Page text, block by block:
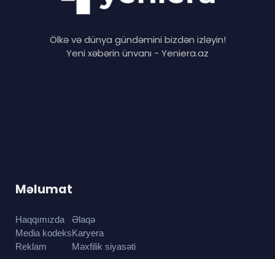
Ölkə və dünya gündəmini bizdən izləyin!
Yeni xəbərin ünvanı - Yeniera.az
Məlumat
Haqqımızda
Media kodeks
Reklam
Əlaqə
Karyera
Məxfilik siyasəti